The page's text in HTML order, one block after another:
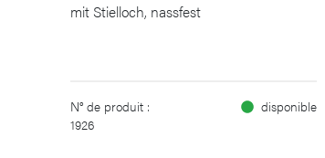
mit Stielloch, nassfest
N° de produit :
1926
disponible